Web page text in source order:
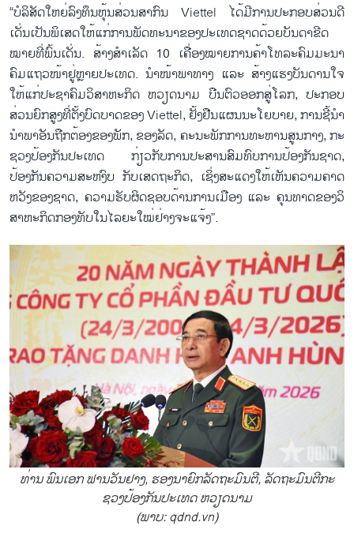
“ບໍ​ລິ​ສັດ​ໃຫຍ່​ລົງ​ທຶນ​ຫຸ້ນ​ສ່ວນ​ສາ​ກົນ Viettel ໄດ້​ມີ​ການ​ປະ​ກອບ​ສ່ວນ​ດີ​
ເດັ່ນ​ເປັນ​ພິ​ເສດ​ໃຫ້​ແກ່​ການ​ພັດ​ທະ​ນາ​ຂອງ​ປະ​ເທດ​ຊາດ​ດ້ວຍ​ບັນ​ດາ​ຂີດ​
ໝາຍ​ທີ່​ພົ້ນ​ເດັ່ນ. ສ້າງ​ສຳ​ເລັດ 10 ເຄື່ອງ​ໝາຍ​ການ​ຄ້າ​ໂທ​ລະ​ຄົມ​ມະ​ນາ​
ຄົມ​ແຖວ​ໜ້າ​ຢູ່ຫຼາຍ​ປະ​ເທດ. ນຳ​ໜ້າ​ພາ​ທາງ​ ແລະ ສ້າງ​ແຮງ​ບັນ​ດານ​ໃຈ​
ໃຫ້​ແກ່​ປະ​ຊາ​ຄົມ​ວິ​ສາ​ຫະ​ກິດ ຫວຽດ​ນາມ ບືນ​ຕົວ​ອອກ​ສູ່​ໂລກ, ປະ​ກອບ​
ສ່ວນ​ຍົກ​ສູງ​ທີ່​ຕັ້ງ​ບົດ​ບາດ​ຂອງ Viettel, ຢັ້ງ​ຢືນ​ແຜນ​ນະ​ໂຍ​ບາຍ, ການ​ຊີ້​ນຳ​
ນຳ​ພາ​ອັນ​ຖືກ​ຕ້ອງ​ຂອງ​ພັກ, ຂອງ​ລັດ, ຄະ​ນະ​ພັກ​ການ​ທະ​ຫານ​ສູນ​ກາງ, ກະ​
ຊວງ​ປ້ອງ​ກັນ​ປະ​ເທດ ກ່ຽວ​ກັບ​ການ​ປະ​ສານ​ສົມ​ທົບ​ການ​ປ້ອງ​ກັນ​ຊາດ,
ປ້ອງ​ກັນ​ຄວາມ​ສະ​ຫງົບ ກັບ​ເສດ​ຖະ​ກິດ, ເຊິ່ງ​ສະ​ແດງ​ໃຫ້​ເຫັນ​​ຄວາມ​ຄາດ​
ຫວັງ​ຂອງ​ຊາດ, ຄວາມ​ຮັບ​ຜິດ​ຊອບ​ດ້ານ​ການ​ເມືອງ ແລະ ຄຸນທາດຂອງວິ​
ສາ​ຫະ​ກິດກອງ​ທັບ​ໃນ​ໄລ​ຍະ​ໃໝ່ຢ່າງ​ຈະ​ແຈ້ງ​”.
ທ່ານ ພົນ​ເອກ ຟານ​ວັນ​ຢາງ, ຮອງ​ນາ​ຍົກ​ລັດ​ຖະ​ມົນ​ຕີ, ລັດ​ຖະ​ມົນ​ຕີ​ກະ​
ຊວງ​ປ້ອງ​ກັນ​ປະ​ເທດ ຫວຽດ​ນາມ
(ພາບ: qdnd.vn)